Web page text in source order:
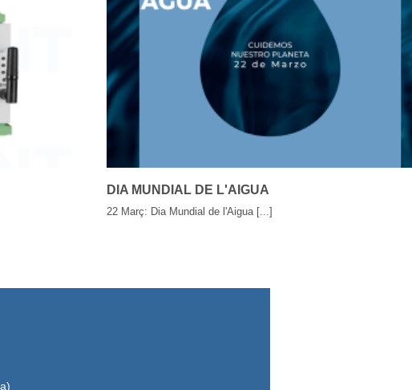
DIA MUNDIAL DE L'AIGUA
22 Març: Dia Mundial de l'Aigua [...]